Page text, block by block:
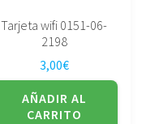
Tarjeta wifi 0151-06-
2198
3,00€
AÑADIR AL
CARRITO